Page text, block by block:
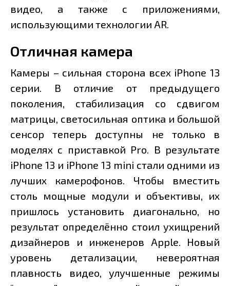
видео, а также с приложениями,
использующими технологии AR.
Отличная камера
Камеры – сильная сторона всех iPhone 13
серии. В отличие от предыдущего
поколения, стабилизация со сдвигом
матрицы, светосильная оптика и большой
сенсор теперь доступны не только в
моделях с приставкой Pro. В результате
iPhone 13 и iPhone 13 mini стали одними из
лучших камерофонов. Чтобы вместить
столь мощные модули и объективы, их
пришлось установить диагонально, но
результат определённо стоил ухищрений
дизайнеров и инженеров Apple. Новый
уровень детализации, невероятная
плавность видео, улучшенные режимы